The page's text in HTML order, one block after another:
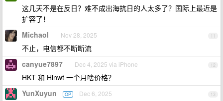
这几天不是在反日？难不成出海抗日的人太多了？国际上最近是
扩容了！
11
Michaol Nov 28, 2025
不止，电信都不断断流
12
canyue7897 Dec 4, 2025 via iPhone
HKT 和 Hinwt 一个月啥价格？
13
YunXuyun OP Dec 6, 2025